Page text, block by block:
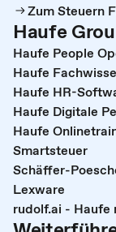
Zum Steuern
Haufe
Haufe People
Haufe
Haufe HR-
Haufe Digitale
Haufe
Smartsteuer
Schäffer-
Lexware
rudolf.ai - Haufe